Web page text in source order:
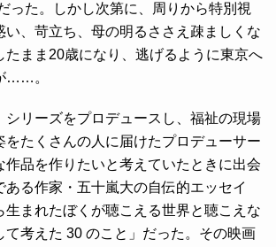
った。しかし次第に、周りから特別視
い、苛立ち、母の明るささえ疎ましくな
たまま20歳になり、逃げるように東京へ
……。
シリーズをプロデュースし、福祉の現場
をたくさんの人に届けたプロデューサー
作品を作りたいと考えていたときに出会
ある作家・五十嵐大の自伝的エッセイ
生まれたぼくが聴こえる世界と聴こえな
て考えた 30 のこと」だった。その映画